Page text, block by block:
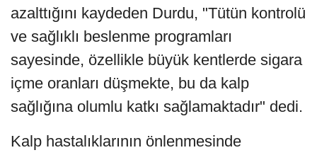
azalttığını kaydeden Durdu, "Tütün kontrolü
ve sağlıklı beslenme programları
sayesinde, özellikle büyük kentlerde sigara
içme oranları düşmekte, bu da kalp
sağlığına olumlu katkı sağlamaktadır" dedi.
Kalp hastalıklarının önlenmesinde